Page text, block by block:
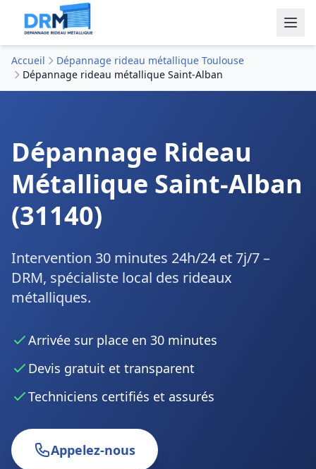
Accueil
Dépannage rideau métallique Toulouse
Dépannage rideau métallique Saint-Alban
Dépannage Rideau
Métallique Saint-Alban
(31140)
Intervention 30 minutes 24h/24 et 7j/7 –
DRM, spécialiste local des rideaux
métalliques.
Arrivée sur place en 30 minutes
Devis gratuit et transparent
Techniciens certifiés et assurés
Appelez-nous